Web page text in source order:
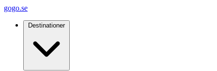
gogo.se
Destinationer